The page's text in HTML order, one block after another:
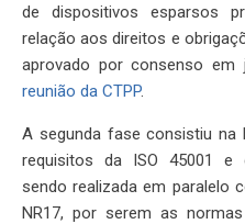
de dispositivos esparsos
relação aos direitos e
aprovado por consenso em
reunião da CTPP.
A segunda fase consistiu na
requisitos da ISO 45001 e
sendo realizada em paralelo
NR17, por serem as